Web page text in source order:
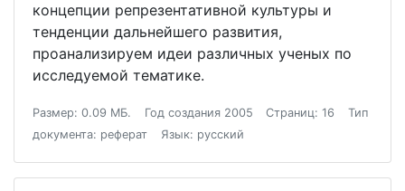
концепции репрезентативной культуры и
тенденции дальнейшего развития,
проанализируем идеи различных ученых по
исследуемой тематике.
Размер: 0.09 МБ. Год создания 2005 Страниц: 16
Тип
документа: реферат
Язык: русский